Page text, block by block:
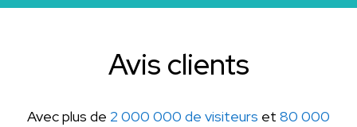
Avis clients
Avec plus de 2 000 000 de visiteurs et 80 000